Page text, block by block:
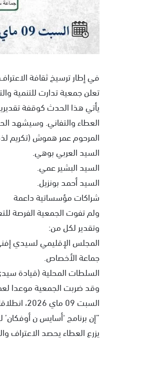
في إطار ترسيخ ثقافة
تعلن جمعية تدارت للتنمية
​يأتي هذا الحدث كوقفة
العطاء والتفاني. وسيشهد
​المرحوم عمر هموش (تكريم
​السيد العربي بوهي.
​السيد البشير عمي.
​السيد أحمد بونزيل.
​شراكات مؤسساتية داعمة
​ولم تفوت الجمعية الفرصة
وتقدير لكل من:
​المجلس الإقليمي لسيدي
​جماعة الأخصاص.
​السلطات المحلية (قيادة
وقد ضربت الجمعية موعدا
السبت 09 ماي 2026، انطلاقا من الساعة الثالثة زوالا (15:00)، بفضاء المركز الثقافي للأخصاص.
​”إن برنامج ‘أسايس ن
يزرع العطاء يحصد الاعتراف